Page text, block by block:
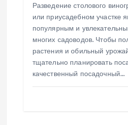
Разведение столового
или приусадебном участке
популярным и
многих садоводов. Чтобы
растения и обильный
тщательно планировать
качественный посадочный…